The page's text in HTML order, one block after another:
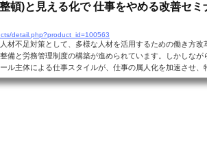
頓)と見える化で 仕事をやめる改善セミ
detail.php?product_id=100563
材不足対策として、多様な人材を活用するための働き方改
備と労務管理制度の構築が進められています。しかしなが
ル主体による仕事スタイルが、仕事の属人化を加速させ、
態化や、仕事の個人完結化(個人管理化)などによりチーム